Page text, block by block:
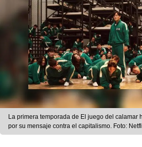
La primera temporada de El juego del calamar
por su mensaje contra el capitalismo. Foto: